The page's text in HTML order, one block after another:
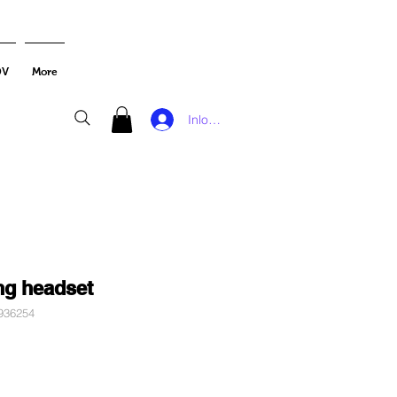
More
Inloggen
headset